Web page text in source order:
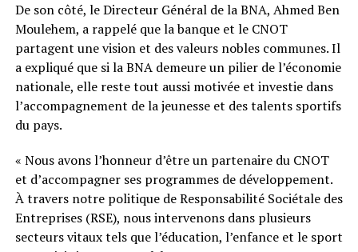
De son côté, le Directeur Général de la BNA, Ahmed Ben
Moulehem, a rappelé que la banque et le CNOT
partagent une vision et des valeurs nobles communes. Il
a expliqué que si la BNA demeure un pilier de l’économie
nationale, elle reste tout aussi motivée et investie dans
l’accompagnement de la jeunesse et des talents sportifs
du pays.
« Nous avons l’honneur d’être un partenaire du CNOT
et d’accompagner ses programmes de développement.
À travers notre politique de Responsabilité Sociétale des
Entreprises (RSE), nous intervenons dans plusieurs
secteurs vitaux tels que l’éducation, l’enfance et le sport